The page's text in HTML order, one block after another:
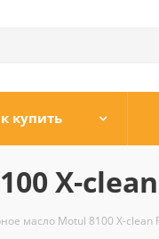
купить
X-clean
масло Motul 8100 X-clean